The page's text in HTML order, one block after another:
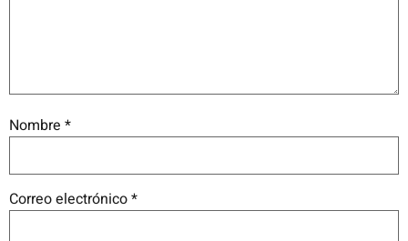
Nombre *
Correo electrónico*